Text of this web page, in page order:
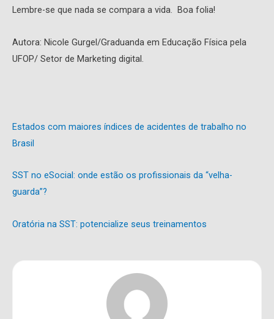
Lembre-se que nada se compara a vida. Boa folia!
Autora: Nicole Gurgel/Graduanda em Educação Física pela
UFOP/ Setor de Marketing digital.
Estados com maiores índices de acidentes de trabalho no
Brasil
SST no eSocial: onde estão os profissionais da “velha-
guarda”?
Oratória na SST: potencialize seus treinamentos